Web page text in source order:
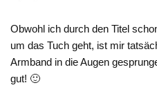
Obwohl ich durch den Titel
um das Tuch geht, ist mir
Armband in die Augen
gut! 🙂